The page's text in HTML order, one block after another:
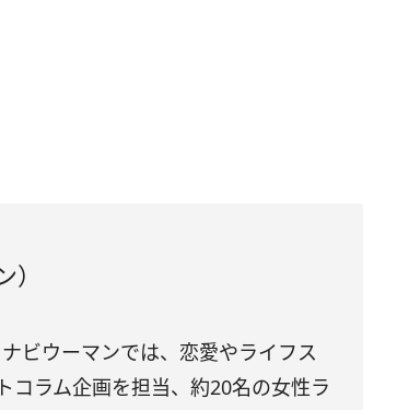
ビウーマンでは、恋愛やライフス
コラム企画を担当、約20名の女性ラ